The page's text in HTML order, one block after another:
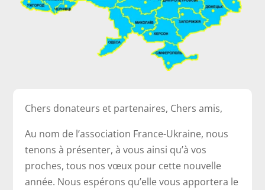
Chers donateurs et partenaires, Chers amis,
Au nom de l’association France-Ukraine, nous
tenons à présenter, à vous ainsi qu’à vos
proches, tous nos vœux pour cette nouvelle
année. Nous espérons qu’elle vous apportera le